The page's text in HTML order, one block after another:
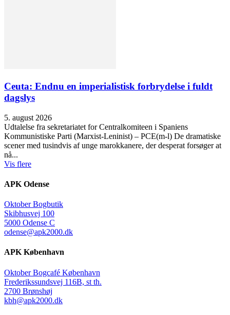
Ceuta: Endnu en imperialistisk forbrydelse i fuldt
dagslys
5. august 2026
Udtalelse fra sekretariatet for Centralkomiteen i Spaniens
Kommunistiske Parti (Marxist-Leninist) – PCE(m-l) De dramatiske
scener med tusindvis af unge marokkanere, der desperat forsøger at
nå...
Vis flere
APK Odense
Oktober Bogbutik
Skibhusvej 100
5000 Odense C
odense@apk2000.dk
APK København
Oktober Bogcafé København
Frederikssundsvej 116B, st th.
2700 Brønshøj
kbh@apk2000.dk